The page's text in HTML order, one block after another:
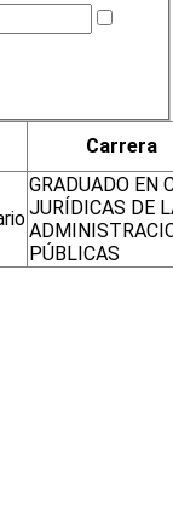
Carrera
GRADUADO EN
JURÍDICAS DE
PÚBLICAS